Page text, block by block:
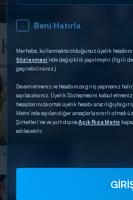
DİĞER SONUÇLAR
Beni Hatırla
Merhaba, kullanmakta olduğunuz üyelik
Sözleşmesi’nde değişiklik yapılmıştır. (İlgili
geçirebilirsiniz.)
Devam etmeniz ve hesabınıza giriş yapmanız
sayılacaksınız. Üyelik Sözleşmesini kabul
hesaplarınıza ortak üyelik hesabı aracılığıyla
Metni’nde sayılan diğer amaçlarla sınırlı olmak
Şirketleri’ne ve yurt dışınaAçık Rıza Metni
edilecektir.